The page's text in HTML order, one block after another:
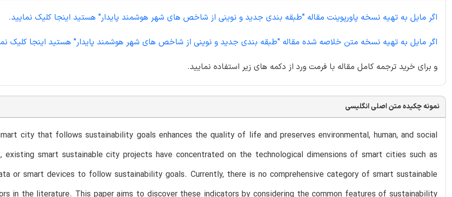
اگر مایل به تهیه نسخه پاورپوینت مقاله "طبقه بندی جدید و نوینی از شاخص های شهر هوشمند پایدار" هستید اینجا کلیک نمایید.
اگر مایل به تهیه نسخه متن خلاصه شده مقاله "طبقه بندی جدید و نوینی از شاخص های شهر هوشمند پایدار" هستید اینجا کلیک
و برای خرید ترجمه کامل مقاله با فرمت ورد از دکمه های زیر استفاده نمایید.
نمونه چکیده متن اصلی انگلیسی
city that follows sustainability goals enhances the quality of life and preserves environmental, human, and social
existing smart sustainable city projects have concentrated on the technological dimensions of smart cities such as
or smart devices to follow sustainability goals. Currently, there is no comprehensive category of smart sustainable
in the literature. This paper aims to discover these indicators by considering the common features of sustainability